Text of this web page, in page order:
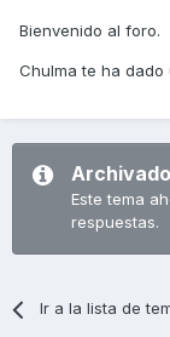
Bienvenido al foro.
Chulma te ha
Archivado
Este tema
respuestas.
Ir a la lista de